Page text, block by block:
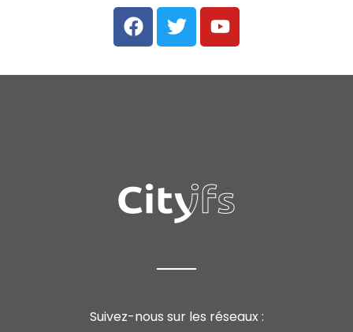
Suivez-nous sur les réseaux :